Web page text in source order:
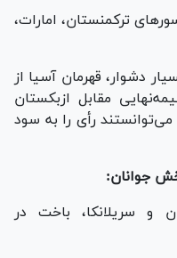
ترکمنستان، امارات،
دشوار، قهرمان آسیا از
مقابل ازبکستان
رأی را به سود
جوانان:
سریلانکا، باخت در